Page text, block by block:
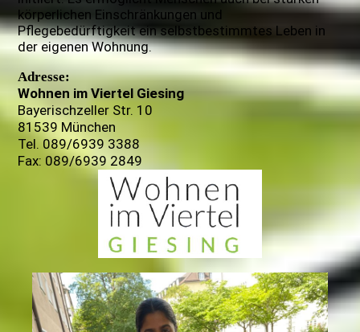
körperlichen Einschränkungen und
Pflegebedürftigkeit ein selbstbestimmtes Leben in
der eigenen Wohnung.
Adresse:
Wohnen im Viertel Giesing
Bayerischzeller Str. 10
81539 München
Tel. 089/6939 3388
Fax: 089/6939 2849